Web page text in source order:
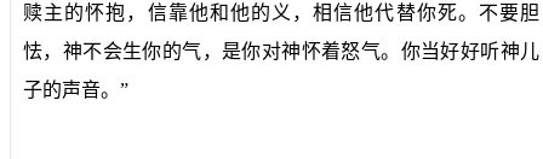
赎主的怀抱，信靠他和他的义，相信他代替你死。不要胆
怯，神不会生你的气，是你对神怀着怒气。你当好好听神儿
子的声音。”